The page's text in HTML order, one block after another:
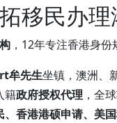
移民办理
，12年专注香港身
牟先生坐镇，澳洲、
籍政府授权代理 ，全
、香港港硕申请、美